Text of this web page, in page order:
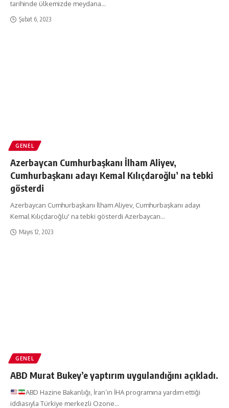
tarihinde ülkemizde meydana…
Şubat 6, 2023
GENEL
Azerbaycan Cumhurbaşkanı İlham Aliyev,
Cumhurbaşkanı adayı Kemal Kılıçdaroğlu’ na tebki
gösterdi
Azerbaycan Cumhurbaşkanı İlham Aliyev, Cumhurbaşkanı adayı
Kemal Kılıçdaroğlu' na tebki gösterdi Azerbaycan…
Mayıs 12, 2023
GENEL
ABD Murat Bukey’e yaptırım uygulandığını açıkladı.
ABD Hazine Bakanlığı, İran’ın İHA programına yardım ettiği
iddiasıyla Türkiye merkezli Ozone…